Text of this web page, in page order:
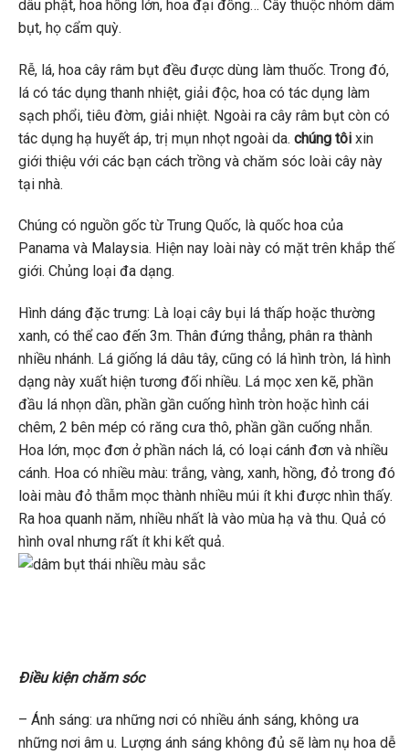
dâu phật, hoa hồng lớn, hoa đại đồng… Cây thuộc nhóm dâm
bụt, họ cẩm quỳ.
Rễ, lá, hoa cây râm bụt đều được dùng làm thuốc. Trong đó,
lá có tác dụng thanh nhiệt, giải độc, hoa có tác dụng làm
sạch phổi, tiêu đờm, giải nhiệt. Ngoài ra cây râm bụt còn có
tác dụng hạ huyết áp, trị mụn nhọt ngoài da. chúng tôi xin
giới thiệu với các bạn cách trồng và chăm sóc loài cây này
tại nhà.
Chúng có nguồn gốc từ Trung Quốc, là quốc hoa của
Panama và Malaysia. Hiện nay loài này có mặt trên khắp thế
giới. Chủng loại đa dạng.
Hình dáng đặc trưng: Là loại cây bụi lá thấp hoặc thường
xanh, có thể cao đến 3m. Thân đứng thẳng, phân ra thành
nhiều nhánh. Lá giống lá dâu tây, cũng có lá hình tròn, lá hình
dạng này xuất hiện tương đối nhiều. Lá mọc xen kẽ, phần
đầu lá nhọn dần, phần gần cuống hình tròn hoặc hình cái
chêm, 2 bên mép có răng cưa thô, phần gần cuống nhẵn.
Hoa lớn, mọc đơn ở phần nách lá, có loại cánh đơn và nhiều
cánh. Hoa có nhiều màu: trắng, vàng, xanh, hồng, đỏ trong đó
loài màu đỏ thẫm mọc thành nhiều múi ít khi được nhìn thấy.
Ra hoa quanh năm, nhiều nhất là vào mùa hạ và thu. Quả có
hình oval nhưng rất ít khi kết quả.
Điều kiện chăm sóc
– Ánh sáng: ưa những nơi có nhiều ánh sáng, không ưa
những nơi âm u. Lượng ánh sáng không đủ sẽ làm nụ hoa dễ